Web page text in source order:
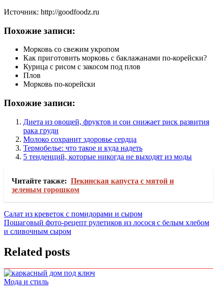
Источник: http://goodfoodz.ru
Похожие записи:
Морковь со свежим укропом
Как приготовить морковь с баклажанами по-корейски?
Курица с рисом с закосом под плов
Плов
Морковь по-корейски
Похожие записи:
Диета из овощей, фруктов и сои снижает риск развития
рака груди
Молоко сохранит здоровье сердца
Термобелье: что такое и куда надеть
5 тенденций, которые никогда не выходят из моды
Читайте также: Пекинская капуста с мятой и
зеленым горошком
Навигация
по
Салат из креветок с помидорами и сыром
Пошаговый фото-рецепт рулетиков из лосося с белым хлебом
и сливочным сыром
Related posts
Мода и стиль